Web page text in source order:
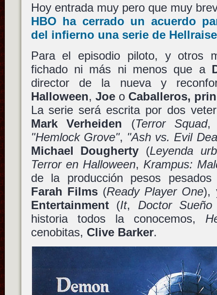
Hoy entrada muy pero que muy
HBO ha cerrado un acuerdo
del infierno una serie de
Para el episodio piloto, y otros
fichado ni más ni menos que a
director de la nueva y
Halloween, Joeo Caballeros,
La serie será escrita por dos
Mark Verheiden (Terror Squad
"Hemlock Grove", "Ash vs. Evil
Michael Dougherty (Leyenda
Terror en Halloween, Krampus:
de la producción pesos
Farah Films(Ready Player One),
Entertainment(It, Doctor Sueño
historia todos la conocemos,
cenobitas, Clive Barker.